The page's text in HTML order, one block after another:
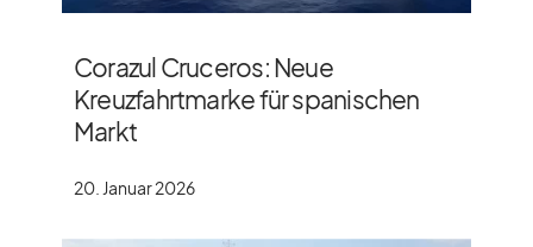
Corazul Cruceros: Neue
Kreuzfahrtmarke für spanischen
Markt
20. Januar 2026